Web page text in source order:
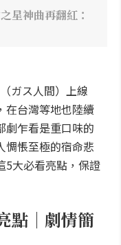
星神曲再翻紅：
ガス人間）上線
在台灣等地也陸續
劇乍看是重口味的
惆悵至極的宿命悲
5大必看亮點，保證
點｜劇情簡